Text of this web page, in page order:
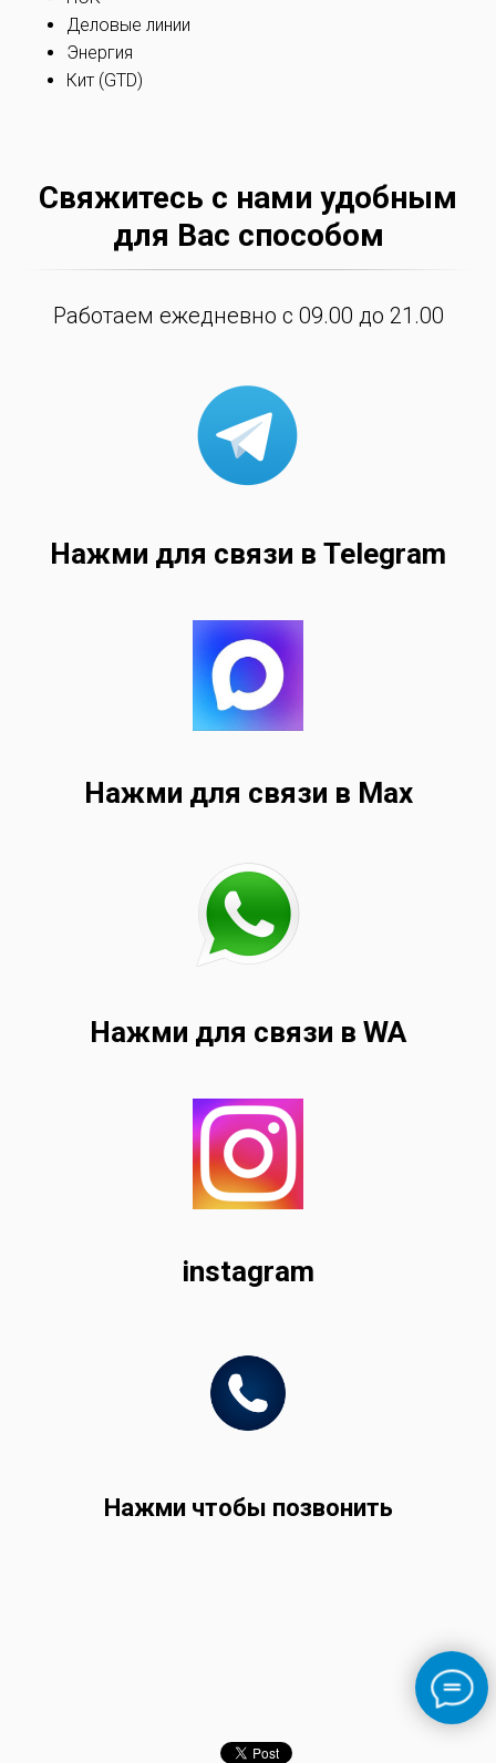
Деловые линии
Энергия
Кит (GTD)
Свяжитесь с нами удобным
для Вас способом
Работаем ежедневно с 09.00 до 21.00
Нажми для связи в Telegram
Нажми для связи в Max
Нажми для связи в WA
instagram
Нажми чтобы позвонить